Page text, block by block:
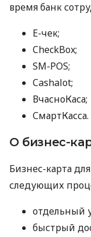
время банк
E-чек;
CheckBox;
SM-POS;
Cashalot;
ВчасноКаса;
СмартКасса.
О бизнес-
Бизнес-карта
следующих
отдельный
быстрый